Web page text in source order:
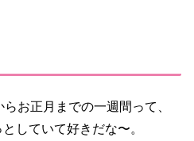
お正月までの一週間って、
していて好きだな〜。